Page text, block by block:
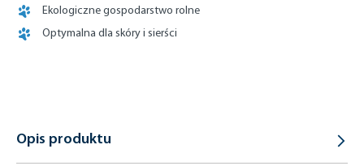
Ekologiczne gospodarstwo rolne
Optymalna dla skóry i sierści
Opis produktu